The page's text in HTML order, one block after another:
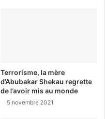
Terrorisme, la mère
d’Abubakar Shekau regrette
de l’avoir mis au monde
5 novembre 2021